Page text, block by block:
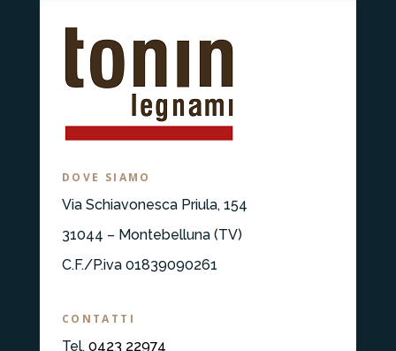
DOVE SIAMO
Via Schiavonesca Priula, 154
31044 – Montebelluna (TV)
C.F./P.iva 01839090261
CONTATTI
Tel. 0423 22974